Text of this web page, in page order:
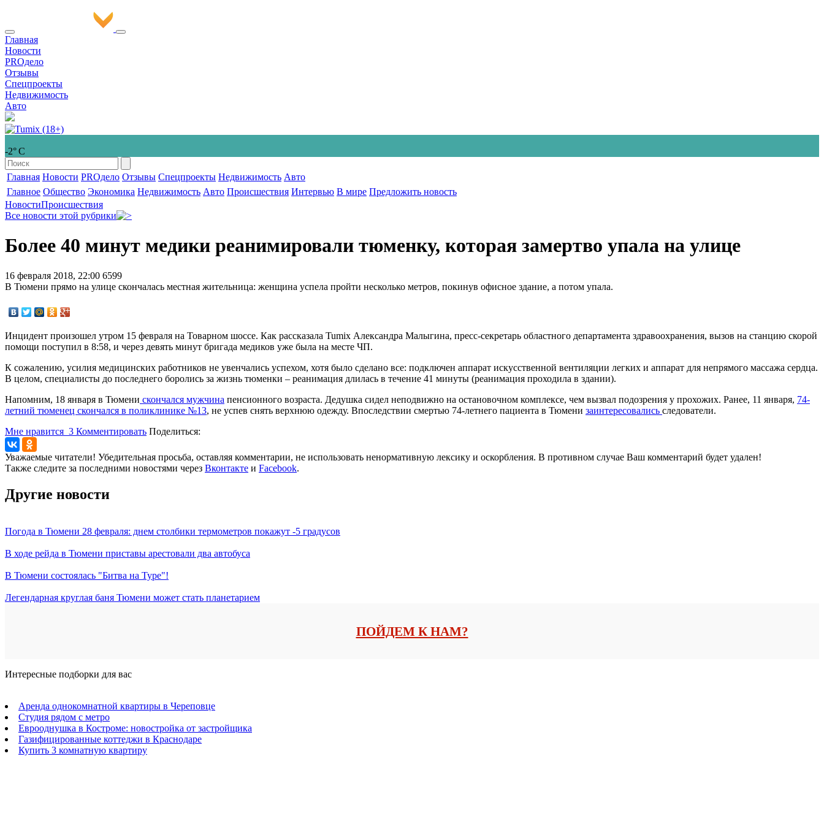
Главная
Новости
PROдело
Отзывы
Спецпроекты
Недвижимость
Авто
-2° С
Главная Новости PROдело Отзывы Спецпроекты Недвижимость Авто
Главное Общество Экономика Недвижимость Авто Происшествия Интервью В мире Предложить новость
НовостиПроисшествия
Все новости этой рубрики
Более 40 минут медики реанимировали тюменку, которая замертво упала на улице
16 февраля 2018, 22:00 6599
В Тюмени прямо на улице скончалась местная жительница: женщина успела пройти несколько метров, покинув офисное здание, а потом упала.
Инцидент произошел утром 15 февраля на Товарном шоссе. Как рассказала Tumix Александра Малыгина, пресс-секретарь областного департамента здравоохранения, вызов на станцию скорой
помощи поступил в 8:58, и через девять минут бригада медиков уже была на месте ЧП.
К сожалению, усилия медицинских работников не увенчались успехом, хотя было сделано все: подключен аппарат искусственной вентиляции легких и аппарат для непрямого массажа сердца.
В целом, специалисты до последнего боролись за жизнь тюменки – реанимация длилась в течение 41 минуты (реанимация проходила в здании).
Напомним, 18 января в Тюмени скончался мужчина пенсионного возраста. Дедушка сидел неподвижно на остановочном комплексе, чем вызвал подозрения у прохожих. Ранее, 11 января, 74-
летний тюменец скончался в поликлинике №13, не успев снять верхнюю одежду. Впоследствии смертью 74-летнего пациента в Тюмени заинтересовались следователи.
Мне нравится 3 Комментировать Поделиться:
Уважаемые читатели! Убедительная просьба, оставляя комментарии, не использовать ненормативную лексику и оскорбления. В противном случае Ваш комментарий будет удален!
Также следите за последними новостями через Вконтакте и Facebook.
Другие новости
Погода в Тюмени 28 февраля: днем столбики термометров покажут -5 градусов
В ходе рейда в Тюмени приставы арестовали два автобуса
В Тюмени состоялась "Битва на Туре"!
Легендарная круглая баня Тюмени может стать планетарием
ПОЙДЕМ К НАМ?
Интересные подборки для вас
Аренда однокомнатной квартиры в Череповце
Студия рядом с метро
Еврооднушка в Костроме: новостройка от застройщика
Газифицированные коттеджи в Краснодаре
Купить 3 комнатную квартиру